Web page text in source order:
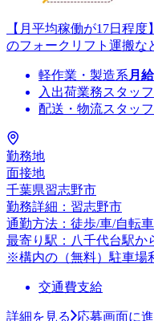
【月平均稼働が17日程
のフォークリフト運搬
軽作業・製造系 月給
入出荷業務スタッフ
配送・物流スタッフ
勤務地
面接地
千葉県習志野市
勤務詳細：習志野市
通勤方法：徒歩/車/自転
最寄り駅：八千代台駅か
※構内の（無料）駐車場
交通費支給
詳細を見る 応募画面に